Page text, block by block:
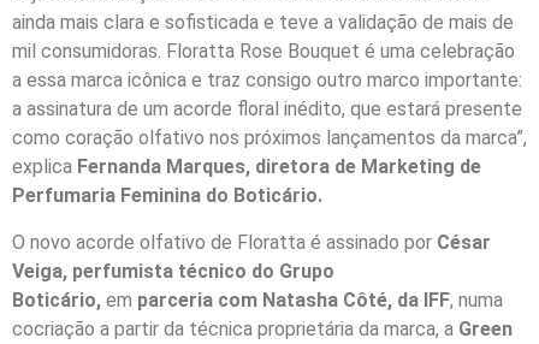
ainda mais clara e sofisticada e teve a validação de mais de
mil consumidoras. Floratta Rose Bouquet é uma celebração
a essa marca icônica e traz consigo outro marco importante:
a assinatura de um acorde floral inédito, que estará presente
como coração olfativo nos próximos lançamentos da marca”,
explica Fernanda Marques, diretora de Marketing de
Perfumaria Feminina do Boticário.
O novo acorde olfativo de Floratta é assinado por César
Veiga, perfumista técnico do Grupo
Boticário, em parceria com Natasha Côté, da IFF, numa
cocriação a partir da técnica proprietária da marca, a Green